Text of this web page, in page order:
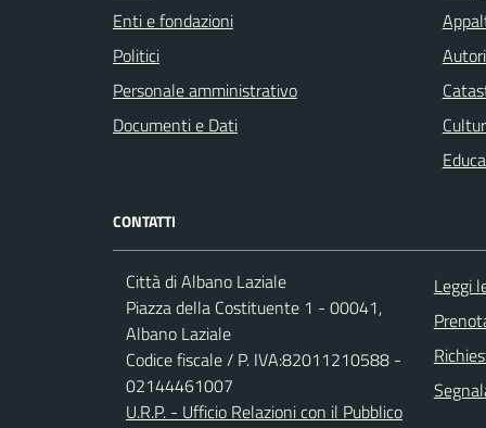
Enti e fondazioni
Politici
Personale amministrativo
Documenti e Dati
CONTATTI
Città di Albano Laziale
Piazza della Costituente 1 - 00041,
Albano Laziale
Codice fiscale / P. IVA:82011210588 -
02144461007
U.R.P. - Ufficio Relazioni con il Pubblico
Leggi